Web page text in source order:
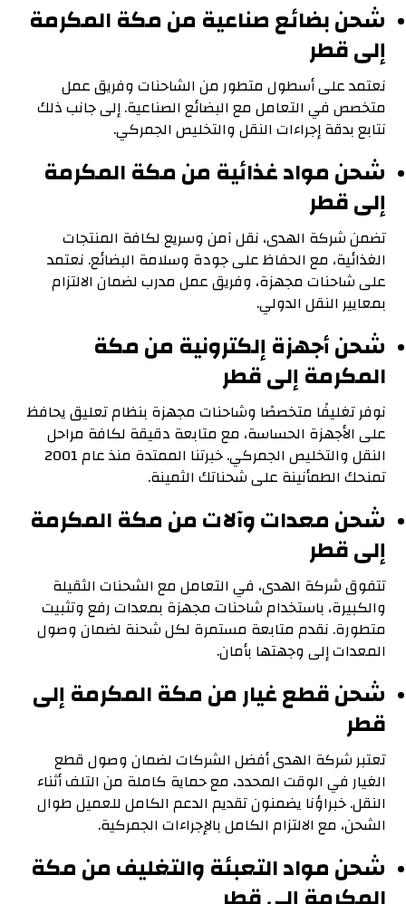
شحن بضائع صناعية من مكة المكرمة
إلى قطر
نعتمد على أسطول متطور من الشاحنات وفريق عمل
متخصص في التعامل مع البضائع الصناعية. إلى جانب ذلك
نتابع بدقة إجراءات النقل والتخليص الجمركي.
شحن مواد غذائية من مكة المكرمة
إلى قطر
تضمن شركة الهدى، نقل آمن وسريع لكافة المنتجات
الغذائية، مع الحفاظ على جودة وسلامة البضائع. نعتمد
على شاحنات مجهزة، وفريق عمل مدرب لضمان الالتزام
بمعايير النقل الدولي.
شحن أجهزة إلكترونية من مكة
المكرمة إلى قطر
نوفر تغليفًا متخصصًا وشاحنات مجهزة بنظام تعليق يحافظ
على الأجهزة الحساسة، مع متابعة دقيقة لكافة مراحل
النقل والتخليص الجمركي. خبرتنا الممتدة منذ عام 2001
تمنحك الطمأنينة على شحناتك الثمينة.
شحن معدات وآلات من مكة المكرمة
إلى قطر
تتفوق شركة الهدى، في التعامل مع الشحنات الثقيلة
والكبيرة، باستخدام شاحنات مجهزة بمعدات رفع وتثبيت
متطورة. نقدم متابعة مستمرة لكل شحنة لضمان وصول
المعدات إلى وجهتها بأمان.
شحن قطع غيار من مكة المكرمة إلى
قطر
تعتبر شركة الهدى أفضل الشركات لضمان وصول قطع
الغيار في الوقت المحدد، مع حماية كاملة من التلف أثناء
النقل. خبراؤنا يضمنون تقديم الدعم الكامل للعميل طوال
الشحن، مع الالتزام الكامل بالإجراءات الجمركية.
شحن مواد التعبئة والتغليف من مكة